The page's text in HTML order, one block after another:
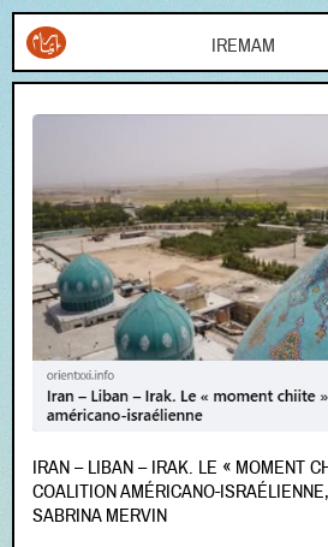
Aller
IRAN – LIBAN – IRAK. LE « MOMENT
COALITION AMÉRICANO-
SABRINA MERVIN